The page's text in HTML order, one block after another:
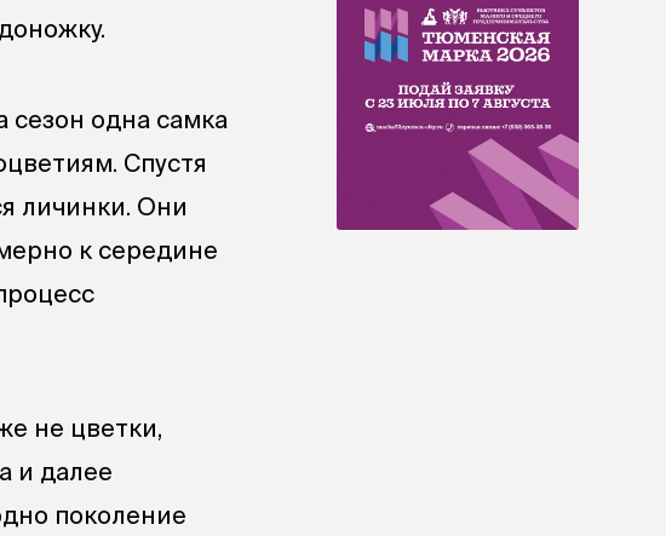
сезон одна самка
Спустя
личинки. Они
к середине
не цветки,
и далее
поколение